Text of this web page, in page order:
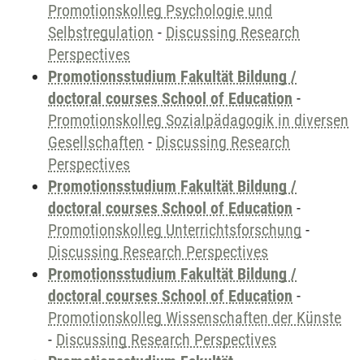
Promotionskolleg Psychologie und
Selbstregulation - Discussing Research
Perspectives
Promotionsstudium Fakultät Bildung /
doctoral courses School of Education -
Promotionskolleg Sozialpädagogik in diversen
Gesellschaften - Discussing Research
Perspectives
Promotionsstudium Fakultät Bildung /
doctoral courses School of Education -
Promotionskolleg Unterrichtsforschung -
Discussing Research Perspectives
Promotionsstudium Fakultät Bildung /
doctoral courses School of Education -
Promotionskolleg Wissenschaften der Künste
- Discussing Research Perspectives